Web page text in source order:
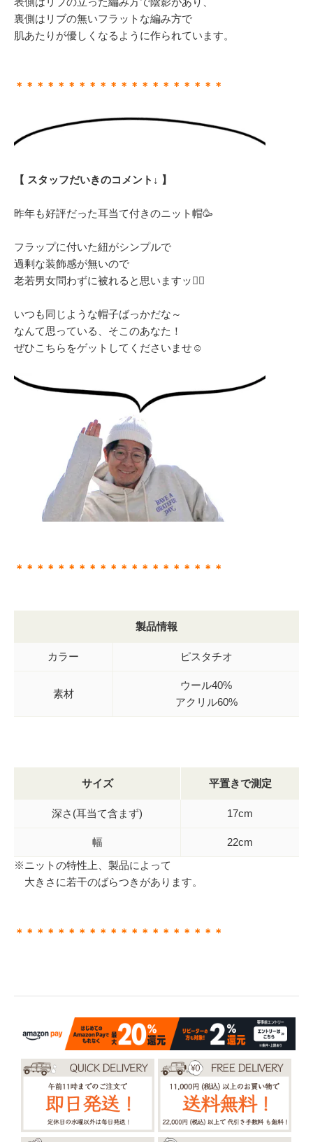
裏側はリブの無いフラットな編み方で
肌あたりが優しくなるように作られています。
＊＊＊＊＊＊＊＊＊＊＊＊＊＊＊＊＊＊＊＊
【 スタッフだいきのコメント↓ 】
昨年も好評だった耳当て付きのニット帽🥳
フラップに付いた紐がシンプルで
過剰な装飾感が無いので
老若男女問わずに被れると思いますッ👌🏻
いつも同じような帽子ばっかだな～
なんて思っている、そこのあなた！
ぜひこちらをゲットしてくださいませ☺️
＊＊＊＊＊＊＊＊＊＊＊＊＊＊＊＊＊＊＊＊
製品情報
カラー ピスタチオ
素材
ウール40%
アクリル60%
サイズ 平置きで測定
深さ(耳当て含まず) 17cm
幅
22cm
※ニットの特性上、製品によって
大きさに若干のばらつきがあります。
＊＊＊＊＊＊＊＊＊＊＊＊＊＊＊＊＊＊＊＊